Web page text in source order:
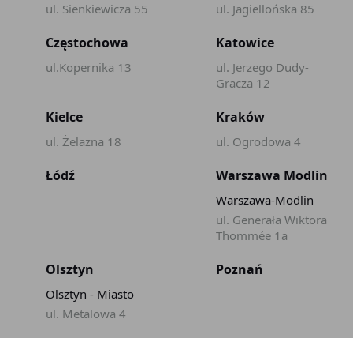
ul. Sienkiewicza 55 ul. Jagiellońska 85
Częstochowa
ul.Kopernika 13
Katowice
ul. Jerzego Dudy-
Gracza 12
Kielce
ul. Żelazna 18
Kraków
ul. Ogrodowa 4
Łódź Warszawa Modlin
Warszawa-Modlin
ul. Generała Wiktora
Thommée 1a
Olsztyn
Olsztyn - Miasto
ul. Metalowa 4
Poznań